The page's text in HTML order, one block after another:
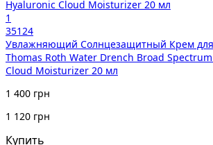
1
35124
Увлажняющий Солнцезащитный Крем для
Thomas Roth Water Drench Broad
Cloud Moisturizer 20 мл
1 400 грн
1 120 грн
Купить